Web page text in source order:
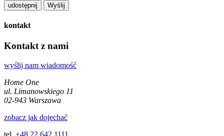
udostępnij
kontakt
Kontakt z nami
wyślij nam wiadomość
Home One
ul. Limanowskiego 11
02-943 Warszawa
zobacz jak dojechać
tel. +48 22 642 1111